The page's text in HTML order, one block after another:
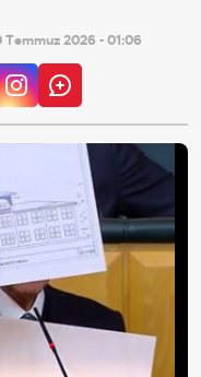
Temmuz 2026 - 01:06